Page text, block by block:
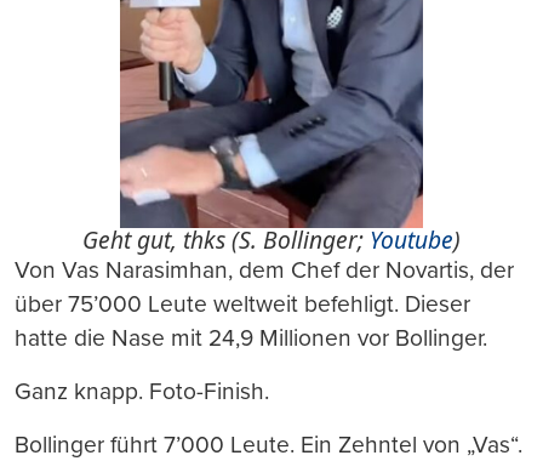
Geht gut, thks (S. Bollinger; Youtube)
Von Vas Narasimhan, dem Chef der Novartis, der
über 75’000 Leute weltweit befehligt. Dieser
hatte die Nase mit 24,9 Millionen vor Bollinger.
Ganz knapp. Foto-Finish.
Bollinger führt 7’000 Leute. Ein Zehntel von „Vas“.